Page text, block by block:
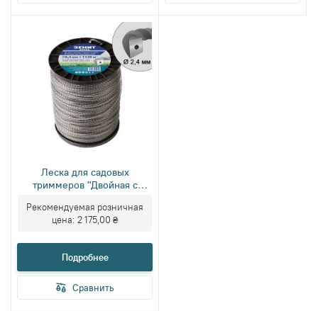
Леска для садовых
триммеров "Двойная с
(КР2-24-1140-КВ)
Рекомендуемая розничная
цена: 2 175,00 ₴
Подробнее
Сравнить